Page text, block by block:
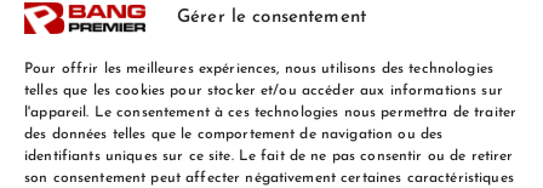
Gérer le consentement
Pour offrir les meilleures expériences, nous utilisons des technologies
telles que les cookies pour stocker et/ou accéder aux informations sur
l'appareil. Le consentement à ces technologies nous permettra de traiter
des données telles que le comportement de navigation ou des
identifiants uniques sur ce site. Le fait de ne pas consentir ou de retirer
son consentement peut affecter négativement certaines caractéristiques
Mentions Légales